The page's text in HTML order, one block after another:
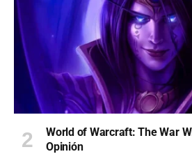
World of Warcraft: The War
Opinión